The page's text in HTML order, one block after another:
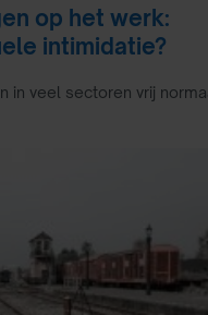
op het werk:
intimidatie?
in veel sectoren vrij